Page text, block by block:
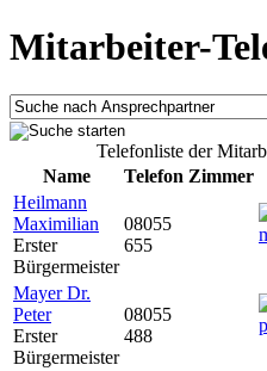
Mitarbeiter-
Telefonliste der
Name
Telefon Zimmer
Heilmann
Maximilian
Erster
Bürgermeister
08055
655
Mayer Dr.
Peter
Erster
Bürgermeister
08055
488